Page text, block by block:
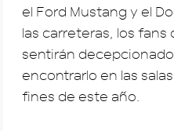
el Ford Mustang y el
las carreteras, los fans
sentirán
encontrarlo en las
fines de este año.